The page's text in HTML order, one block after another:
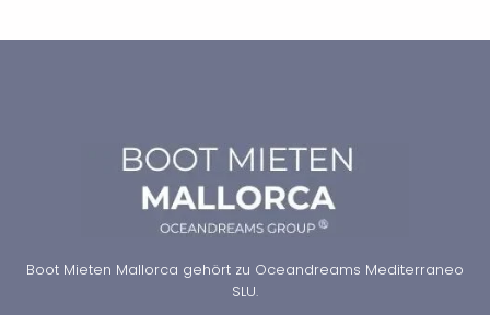
Boot Mieten Mallorca gehört zu Oceandreams Mediterraneo
SLU.